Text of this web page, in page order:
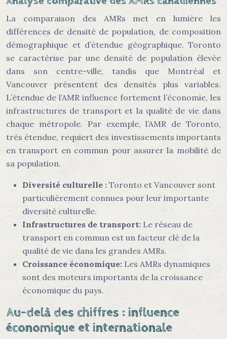
La comparaison des AMRs met en lumière les
différences de densité de population, de composition
démographique et d’étendue géographique. Toronto
se caractérise par une densité de population élevée
dans son centre-ville, tandis que Montréal et
Vancouver présentent des densités plus variables.
L’étendue de l’AMR influence fortement l’économie, les
infrastructures de transport et la qualité de vie dans
chaque métropole. Par exemple, l’AMR de Toronto,
très étendue, requiert des investissements importants
en transport en commun pour assurer la mobilité de
sa population.
Diversité culturelle : Toronto et Vancouver sont
particulièrement connues pour leur importante
diversité culturelle.
Infrastructures de transport: Le réseau de
transport en commun est un facteur clé de la
qualité de vie dans les grandes AMRs.
Croissance économique: Les AMRs dynamiques
sont des moteurs importants de la croissance
économique du pays.
Au-delà des chiffres : influence
économique et internationale